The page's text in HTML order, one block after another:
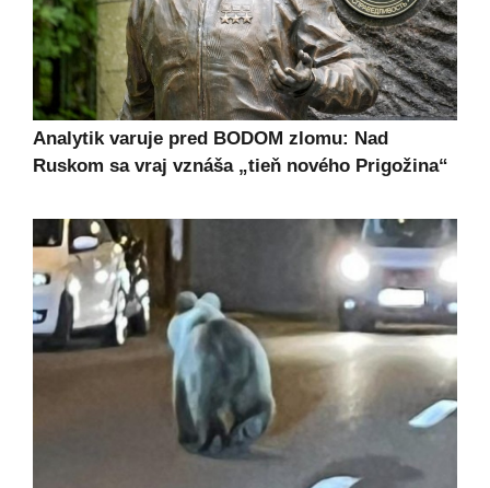
Analytik varuje pred BODOM zlomu: Nad
Ruskom sa vraj vznáša „tieň nového Prigožina“